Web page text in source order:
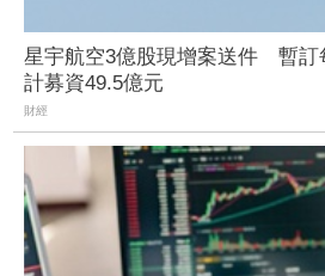
星宇航空3億股現增案送件 暫訂
計募資49.5億元
財經